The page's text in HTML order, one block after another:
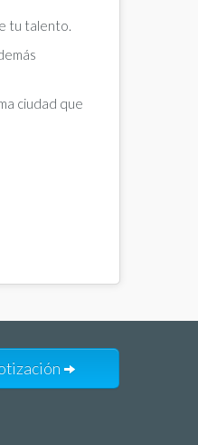
tu talento.
ciudad que